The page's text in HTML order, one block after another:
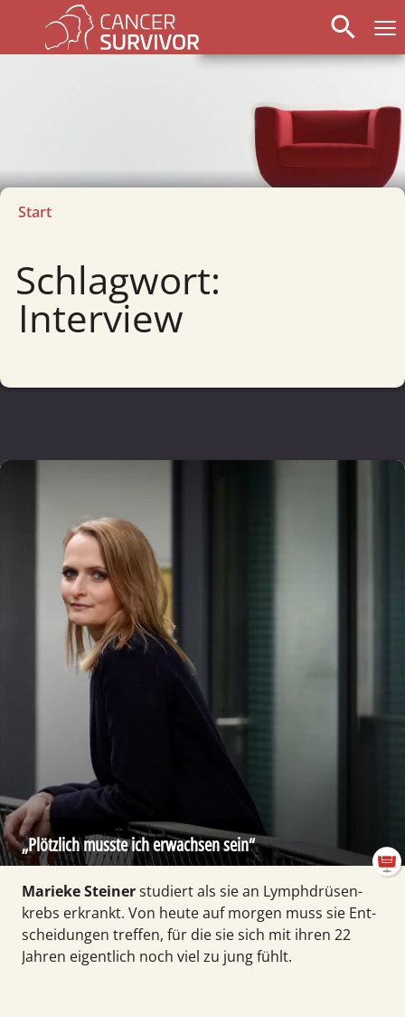
search
Start
Schlagwort:
Interview
„Plötzlich musste ich erwachsen sein“
Marieke Steinerstudiert als sie an Lymph­drüsen­
krebs er­krankt. Von heute auf morgen muss sie Ent­
schei­dun­gen tref­fen, für die sie sich mit ihren 22
Jahren eigentlich noch viel zu jung fühlt.